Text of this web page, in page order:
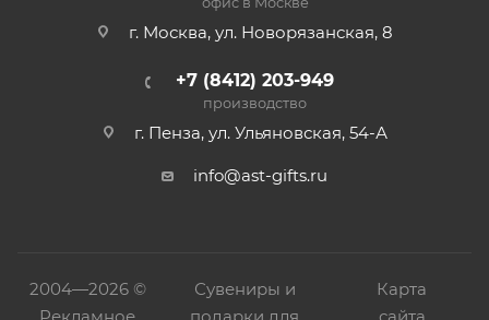
г. Москва, ул. Новорязанская, 8
+7 (8412) 203-949
производство
г. Пенза, ул. Ульяновская, 54-А
info@ast-gifts.ru
2004—2026 ©
Сувениры и
Карта